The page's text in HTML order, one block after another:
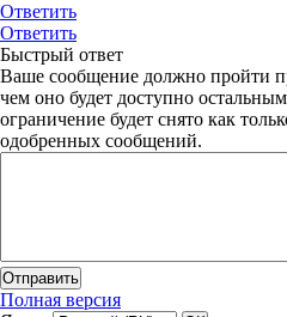
Ответить
Ответить
Быстрый ответ
Ваше сообщение должно пройти
чем оно будет доступно
ограничение будет снято как
одобренных сообщений.
Полная версия